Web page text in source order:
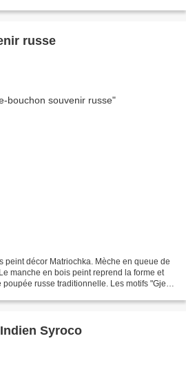
russe
peint décor Matriochka. Mèche en queue de
manche en bois peint reprend la forme et
poupée russe traditionnelle. Les motifs "Gjel"
Syroco